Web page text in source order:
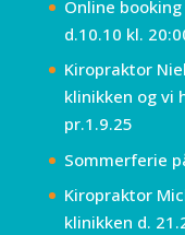
Online
d.10.10 kl.
Kiropraktor
klinikken og vi
pr.1.9.25
Sommerferie
Kiropraktor
klinikken d.